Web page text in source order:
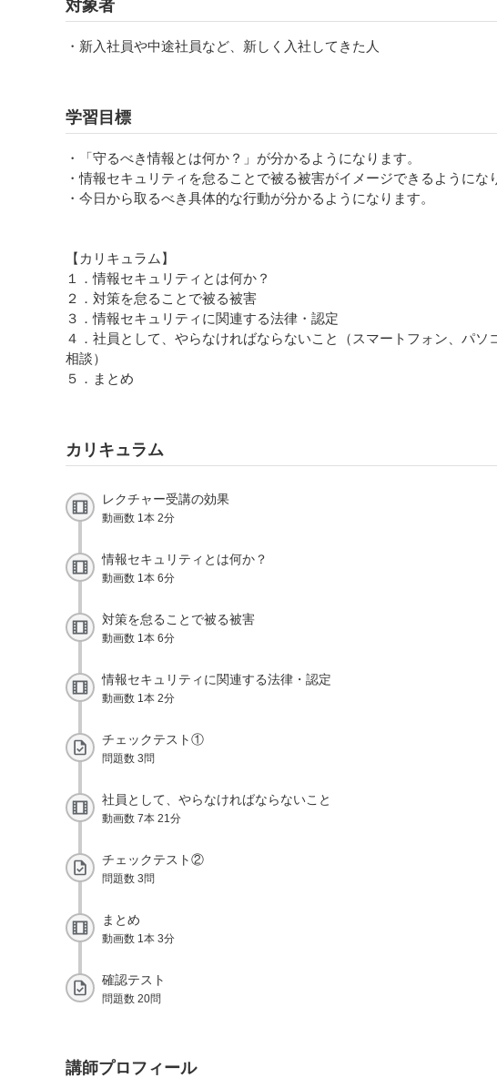
対象者
・新入社員や中途社員など、新しく入社してきた人
学習目標
・「守るべき情報とは何か？」が分かるようになります。
・情報セキュリティを怠ることで被る被害がイメージできるようにな
・今日から取るべき具体的な行動が分かるようになります。
【カリキュラム】
１．情報セキュリティとは何か？
２．対策を怠ることで被る被害
３．情報セキュリティに関連する法律・認定
４．社員として、やらなければならないこと（スマートフォン、パソ
相談）
５．まとめ
カリキュラム
レクチャー受講の効果
動画数 1本 2分
情報セキュリティとは何か？
動画数 1本 6分
対策を怠ることで被る被害
動画数 1本 6分
情報セキュリティに関連する法律・認定
動画数 1本 2分
チェックテスト①
問題数 3問
社員として、やらなければならないこと
動画数 7本 21分
チェックテスト②
問題数 3問
まとめ
動画数 1本 3分
確認テスト
問題数 20問
講師プロフィール